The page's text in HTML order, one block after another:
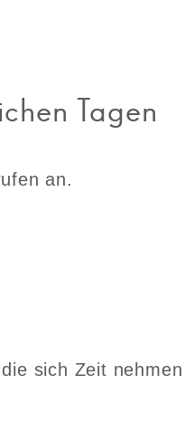
Tagen
an.
sich Zeit nehmen